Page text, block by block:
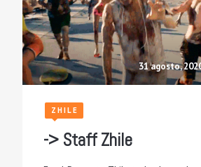
31 agosto,
ZHILE
-> Staff Zhile